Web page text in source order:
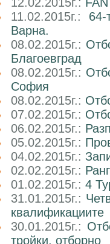
11.02.2015г.:
Варна.
08.02.2015г.:
Благоевград
08.02.2015г.:
София
08.02.2015г.:
07.02.2015г.:
06.02.2015г.:
05.02.2015г.:
04.02.2015г.:
02.02.2015г.:
01.02.2015г.: 4
31.01.2015г.:
квалификациите
30.01.2015г.:
тройки, отборно